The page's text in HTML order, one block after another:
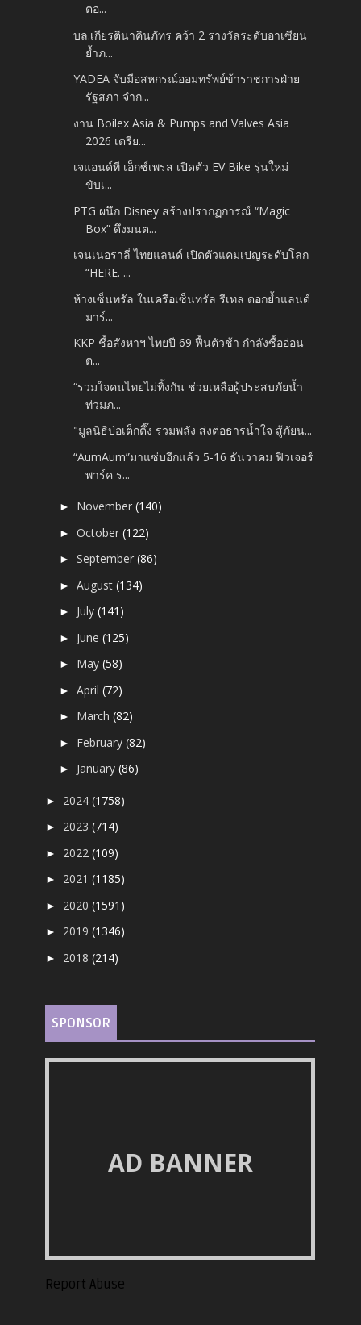
ตอ...
บล.เกียรตินาคินภัทร คว้า 2 รางวัลระดับอาเซียน
ย้ำภ...
YADEA จับมือสหกรณ์ออมทรัพย์ข้าราชการฝ่าย
รัฐสภา จำก...
งาน Boilex Asia & Pumps and Valves Asia
2026 เตรีย...
เจแอนด์ที เอ็กซ์เพรส เปิดตัว EV Bike รุ่นใหม่
ขับเ...
PTG ผนึก Disney สร้างปรากฏการณ์ “Magic
Box” ดึงมนต...
เจนเนอราลี่ ไทยแลนด์ เปิดตัวแคมเปญระดับโลก
“HERE. ...
ห้างเซ็นทรัล ในเครือเซ็นทรัล รีเทล ตอกย้ำแลนด์
มาร์...
KKP ชี้อสังหาฯ ไทยปี 69 ฟื้นตัวช้า กำลังซื้ออ่อน
ต...
“รวมใจคนไทยไม่ทิ้งกัน ช่วยเหลือผู้ประสบภัยน้ำ
ท่วมภ...
"มูลนิธิป่อเต็กตึ๊ง รวมพลัง ส่งต่อธารน้ำใจ สู้ภัยน...
“AumAum”มาแซ่บอีกแล้ว 5-16 ธันวาคม ฟิวเจอร์
พาร์ค ร...
► November(140)
►October(122)
►September(86)
►August(134)
► July(141)
► June(125)
► May(58)
►April(72)
► March(82)
► February(82)
► January(86)
► 2024(1758)
► 2023(714)
► 2022(109)
► 2021(1185)
► 2020(1591)
► 2019(1346)
► 2018(214)
SPONSOR
AD BANNER
Report Abuse